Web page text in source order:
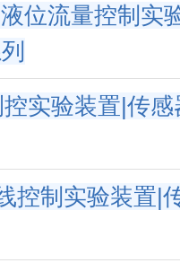
位流量控制实
实验装置|传
控制实验装置|